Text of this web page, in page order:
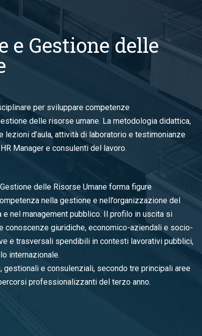
e Gestione delle
per sviluppare competenze
delle risorse umane. La metodologia didattica,
d’aula, attività di laboratorio e testimonianze
Manager e consulenti del lavoro.
delle Risorse Umane forma figure
nella gestione e nell’organizzazione del
nel management pubblico. Il profilo in uscita si
conoscenze giuridiche, economico-aziendali e socio-
e trasversali spendibili in contesti lavorativi pubblici,
internazionale.
gestionali e consulenziali, secondo tre principali aree
professionalizzanti del terzo anno.